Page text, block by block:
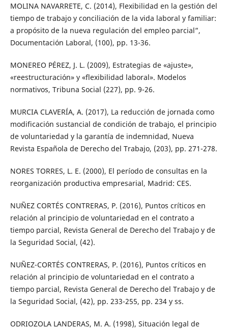
MOLINA NAVARRETE, C. (2014), Flexibilidad en la gestión del
tiempo de trabajo y conciliación de la vida laboral y familiar:
a propósito de la nueva regulación del empleo parcial”,
Documentación Laboral, (100), pp. 13-36.
MONEREO PÉREZ, J. L. (2009), Estrategias de «ajuste»,
«reestructuración» y «flexibilidad laboral». Modelos
normativos, Tribuna Social (227), pp. 9-26.
MURCIA CLAVERÍA, A. (2017), La reducción de jornada como
modificación sustancial de condición de trabajo, el principio
de voluntariedad y la garantía de indemnidad, Nueva
Revista Española de Derecho del Trabajo, (203), pp. 271-278.
NORES TORRES, L. E. (2000), El período de consultas en la
reorganización productiva empresarial, Madrid: CES.
NUÑEZ CORTÉS CONTRERAS, P. (2016), Puntos críticos en
relación al principio de voluntariedad en el contrato a
tiempo parcial, Revista General de Derecho del Trabajo y de
la Seguridad Social, (42).
NUÑEZ-CORTÉS CONTRERAS, P. (2016), Puntos críticos en
relación al principio de voluntariedad en el contrato a
tiempo parcial, Revista General de Derecho del Trabajo y de
la Seguridad Social, (42), pp. 233-255, pp. 234 y ss.
ODRIOZOLA LANDERAS, M. A. (1998), Situación legal de